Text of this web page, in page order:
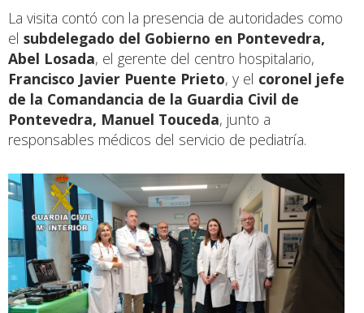
La visita contó con la presencia de autoridades como
el subdelegado del Gobierno en Pontevedra,
Abel Losada, el gerente del centro hospitalario,
Francisco Javier Puente Prieto, y el coronel jefe
de la Comandancia de la Guardia Civil de
Pontevedra, Manuel Touceda, junto a
responsables médicos del servicio de pediatría.